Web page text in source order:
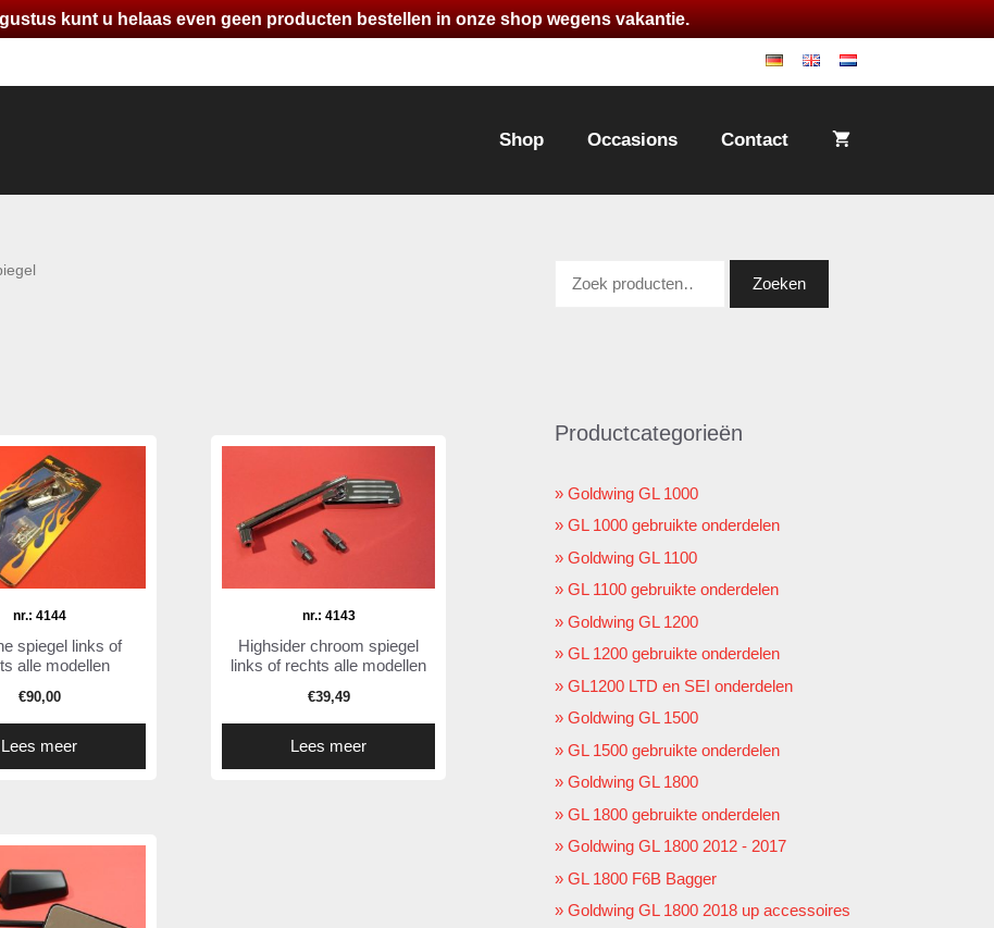
kunt u helaas even geen producten bestellen in onze shop wegens vakantie.
Shop Occasions Contact
nr.: 4144
spiegel links of
alle modellen
€90,00
Lees meer
nr.: 4143
Highsider chroom spiegel
links of rechts alle modellen
€39,49
Lees meer
naar:
Zoeken
Productcategorieën
Goldwing GL 1000
GL 1000 gebruikte onderdelen
Goldwing GL 1100
GL 1100 gebruikte onderdelen
Goldwing GL 1200
GL 1200 gebruikte onderdelen
GL1200 LTD en SEI onderdelen
Goldwing GL 1500
GL 1500 gebruikte onderdelen
Goldwing GL 1800
GL 1800 gebruikte onderdelen
Goldwing GL 1800 2012 - 2017
GL 1800 F6B Bagger
Goldwing GL 1800 2018 up accessoires